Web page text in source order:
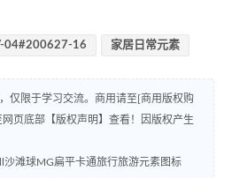
04#200627-16 家居日常元素
仅限于学习交流。商用请至[商用版权购
页底部【版权声明】查看！因版权产生
沙滩球MG扁平卡通旅行旅游元素图标